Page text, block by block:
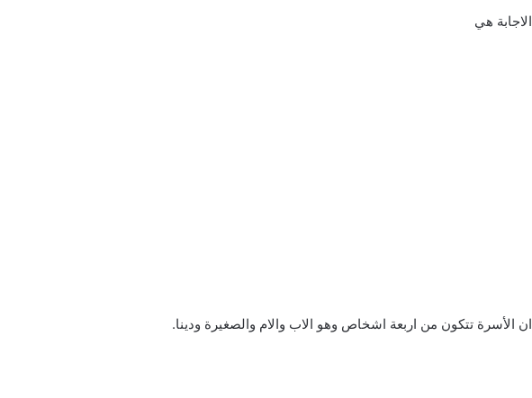
الاجابة هي
ان الأسرة تتكون من اربعة اشخاص وهو الاب والام والصغيرة ودينا.